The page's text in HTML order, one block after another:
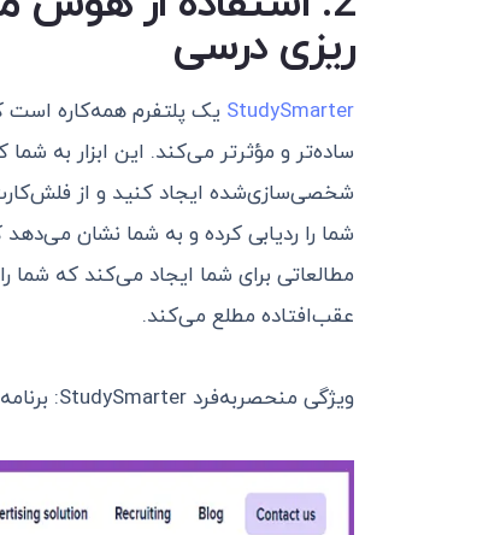
ریزی درسی
StudySmarter یک پلتفرم همه‌کاره است
ساده‌تر و مؤثرتر می‌کند. این ابزار به
شخصی‌سازی‌شده ایجاد کنید و از
شما را ردیابی کرده و به شما نشان
مطالعاتی برای شما ایجاد می‌کند که شما
عقب‌افتاده مطلع می‌کند.
ویژگی منحصربه‌فرد StudySmarter: برنامه‌ریزی شخصی‌سازی شده و فلش‌کارت‌های تطبیقی.